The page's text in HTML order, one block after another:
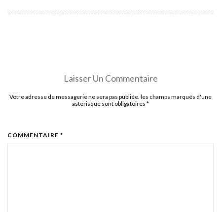
Laisser Un Commentaire
Votre adresse de messagerie ne sera pas publiée. les champs marqués d'une
asterisque sont obligatoires *
COMMENTAIRE *